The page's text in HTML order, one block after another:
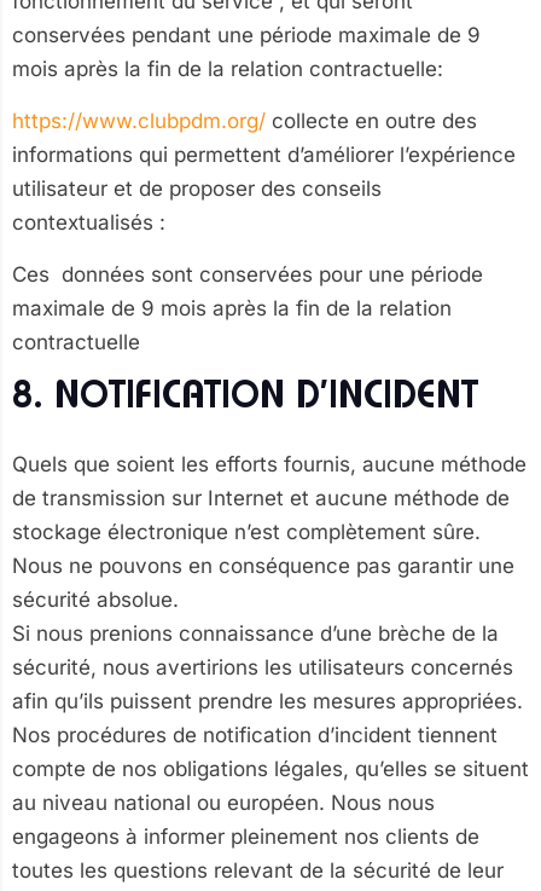
conservées pendant une période maximale de 9
mois après la fin de la relation contractuelle:
https://www.clubpdm.org/ collecte en outre des
informations qui permettent d’améliorer l’expérience
utilisateur et de proposer des conseils
contextualisés :
Ces données sont conservées pour une période
maximale de 9 mois après la fin de la relation
contractuelle
8. NOTIFICATION D’INCIDENT
Quels que soient les efforts fournis, aucune méthode
de transmission sur Internet et aucune méthode de
stockage électronique n’est complètement sûre.
Nous ne pouvons en conséquence pas garantir une
sécurité absolue.
Si nous prenions connaissance d’une brèche de la
sécurité, nous avertirions les utilisateurs concernés
afin qu’ils puissent prendre les mesures appropriées.
Nos procédures de notification d’incident tiennent
compte de nos obligations légales, qu’elles se situent
au niveau national ou européen. Nous nous
engageons à informer pleinement nos clients de
toutes les questions relevant de la sécurité de leur